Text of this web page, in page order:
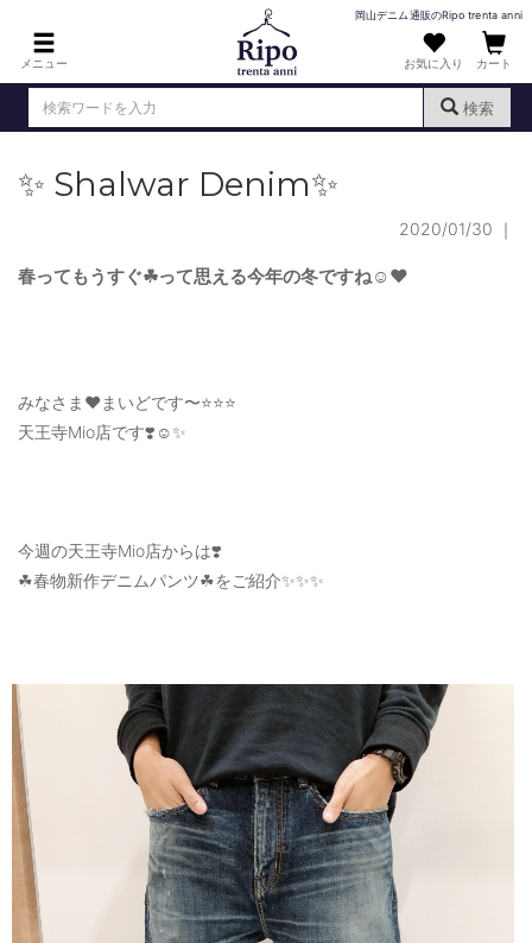
メニュー
岡山デニム通販のRipo trenta anni
お気に入り カート
検索
ログイン （新規会員登録）
DENIM : デニム
T-SHIRT : Tシャツ
OUTERS : アウター
PANTS/SKIRT : パンツ・スカート
TOPS : トップス
OUTERS : アウター
OUTLET : アウトレット
MENS : メンズ
LADIES : レディース
✨ Shalwar Denim✨
2020/01/30 ｜
春ってもうすぐ☘って思える今年の冬ですね☺️❤️
みなさま❤️まいどです〜⭐️⭐️⭐️
天王寺Mio店です❣️☺️✨
今週の天王寺Mio店からは❣️
☘春物新作デニムパンツ☘をご紹介✨✨✨